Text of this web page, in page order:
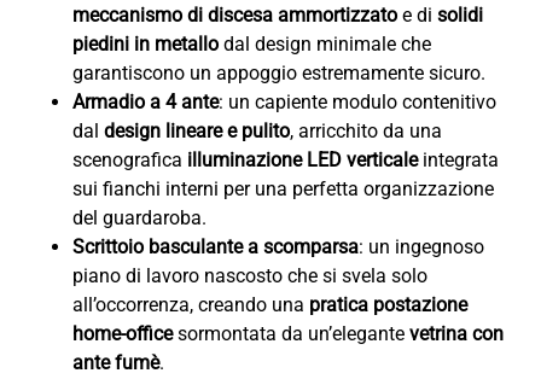
meccanismo di discesa ammortizzato e di solidi
piedini in metallo dal design minimale che
garantiscono un appoggio estremamente sicuro.
Armadio a 4 ante: un capiente modulo contenitivo
dal design lineare e pulito, arricchito da una
scenografica illuminazione LED verticaleintegrata
sui fianchi interni per una perfetta organizzazione
del guardaroba.
Scrittoio basculante a scomparsa: un ingegnoso
piano di lavoro nascosto che si svela solo
all’occorrenza, creando una pratica postazione
home-officesormontata da un’elegante vetrina con
ante fumè.